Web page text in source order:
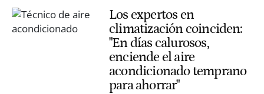
Los expertos en
climatización coinciden:
"En días calurosos,
enciende el aire
acondicionado temprano
para ahorrar"